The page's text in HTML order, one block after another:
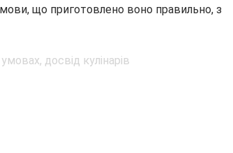
що приготовлено воно правильно, з